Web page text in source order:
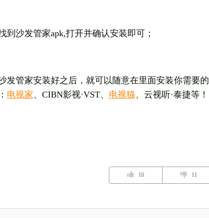
到沙发管家apk,打开并确认安装即可；
发管家安装好之后，就可以随意在里面安装你需要
电视家、CIBN影视·VST、 电视猫、云视听·泰捷等！
10 11